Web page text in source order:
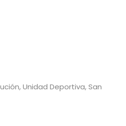
Unidad Deportiva, San